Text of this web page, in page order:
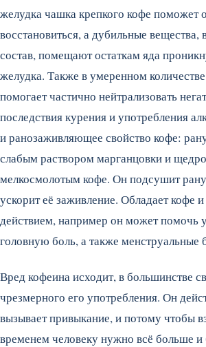
желудка чашка крепкого кофе поможет
восстановиться, а дубильные вещества,
состав, помещают остаткам яда
желудка. Также в умеренном
помогает частично нейтрализовать
последствия курения и употребления
и ранозаживляющее свойство кофе:
слабым раствором марганцовки и
мелкосмолотым кофе. Он подсушит
ускорит её заживление. Обладает кофе
действием, например он может помочь
головную боль, а также
Вред кофеина исходит, в большинстве
чрезмерного его употребления. Он
вызывает привыкание, и потому чтобы
временем человеку нужно всё больше